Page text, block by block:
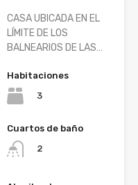
CASA UBICADA EN EL
LÍMITE DE LOS
BALNEARIOS DE LAS…
Habitaciones
3
Cuartos de baño
2